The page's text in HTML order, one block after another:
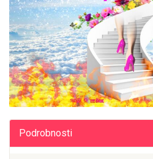
Podrobnosti